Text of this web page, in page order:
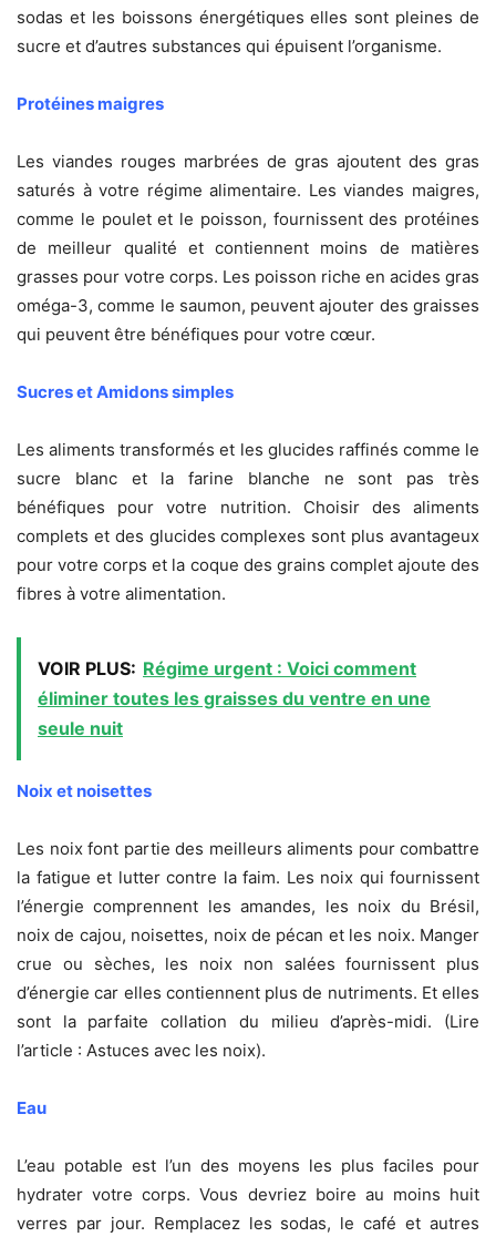
sodas et les boissons énergétiques elles sont pleines de
sucre et d’autres substances qui épuisent l’organisme.
Protéines maigres
Les viandes rouges marbrées de gras ajoutent des gras
saturés à votre régime alimentaire. Les viandes maigres,
comme le poulet et le poisson, fournissent des protéines
de meilleur qualité et contiennent moins de matières
grasses pour votre corps. Les poisson riche en acides gras
oméga-3, comme le saumon, peuvent ajouter des graisses
qui peuvent être bénéfiques pour votre cœur.
Sucres et Amidons simples
Les aliments transformés et les glucides raffinés comme le
sucre blanc et la farine blanche ne sont pas très
bénéfiques pour votre nutrition. Choisir des aliments
complets et des glucides complexes sont plus avantageux
pour votre corps et la coque des grains complet ajoute des
fibres à votre alimentation.
VOIR PLUS: Régime urgent : Voici comment
éliminer toutes les graisses du ventre en une
seule nuit
Noix et noisettes
Les noix font partie des meilleurs aliments pour combattre
la fatigue et lutter contre la faim. Les noix qui fournissent
l’énergie comprennent les amandes, les noix du Brésil,
noix de cajou, noisettes, noix de pécan et les noix. Manger
crue ou sèches, les noix non salées fournissent plus
d’énergie car elles contiennent plus de nutriments. Et elles
sont la parfaite collation du milieu d’après-midi. (Lire
l’article : Astuces avec les noix).
Eau
L’eau potable est l’un des moyens les plus faciles pour
hydrater votre corps. Vous devriez boire au moins huit
verres par jour. Remplacez les sodas, le café et autres